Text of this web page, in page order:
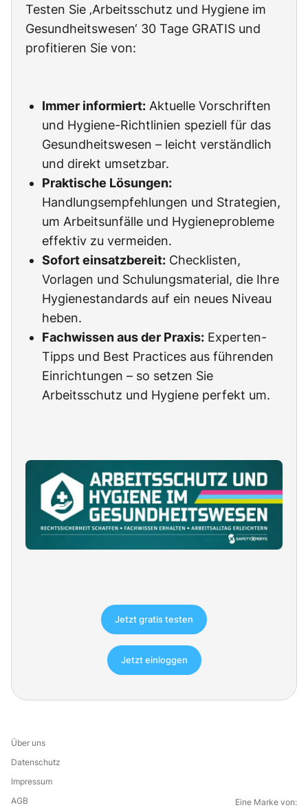
Testen Sie ‚Arbeitsschutz und Hygiene im
Gesundheitswesen‘ 30 Tage GRATIS und
profitieren Sie von:
Immer informiert: Aktuelle Vorschriften
und Hygiene-Richtlinien speziell für das
Gesundheitswesen – leicht verständlich
und direkt umsetzbar.
Praktische Lösungen:
Handlungsempfehlungen und Strategien,
um Arbeitsunfälle und Hygieneprobleme
effektiv zu vermeiden.
Sofort einsatzbereit: Checklisten,
Vorlagen und Schulungsmaterial, die Ihre
Hygienestandards auf ein neues Niveau
heben.
Fachwissen aus der Praxis: Experten-
Tipps und Best Practices aus führenden
Einrichtungen – so setzen Sie
Arbeitsschutz und Hygiene perfekt um.
Jetzt gratis testen
Jetzt einloggen
Über uns
Datenschutz
Impressum
AGB
Eine Marke von: